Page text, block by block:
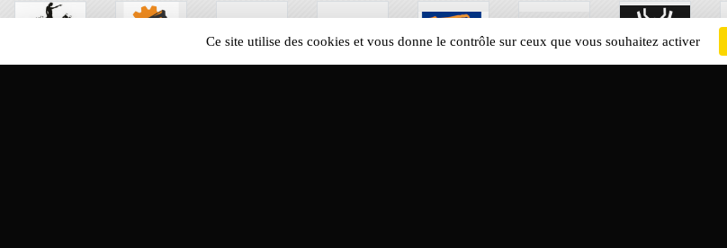
Ce site utilise des cookies et vous donne le contrôle sur ceux que vous souhaitez activer